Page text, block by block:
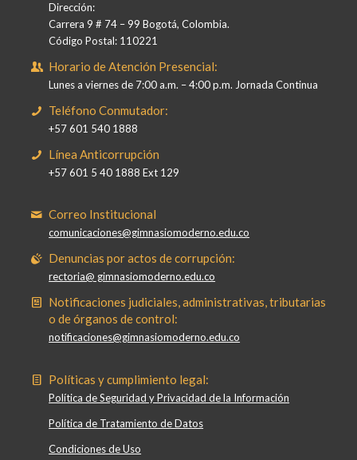
Dirección:
Carrera 9 # 74 – 99 Bogotá, Colombia.
Código Postal: 110221
Horario de Atención Presencial:
Lunes a viernes de 7:00 a.m. – 4:00 p.m. Jornada Continua
Teléfono Conmutador:
+57 601 540 1888
Línea Anticorrupción
+57 601 5 40 1888 Ext 129
Correo Institucional
comunicaciones@gimnasiomoderno.edu.co
Denuncias por actos de corrupción:
rectoria@ gimnasiomoderno.edu.co
Notificaciones judiciales, administrativas, tributarias
o de órganos de control:
notificaciones@gimnasiomoderno.edu.co
Políticas y cumplimiento legal:
Política de Seguridad y Privacidad de la Información
Política de Tratamiento de Datos
Condiciones de Uso